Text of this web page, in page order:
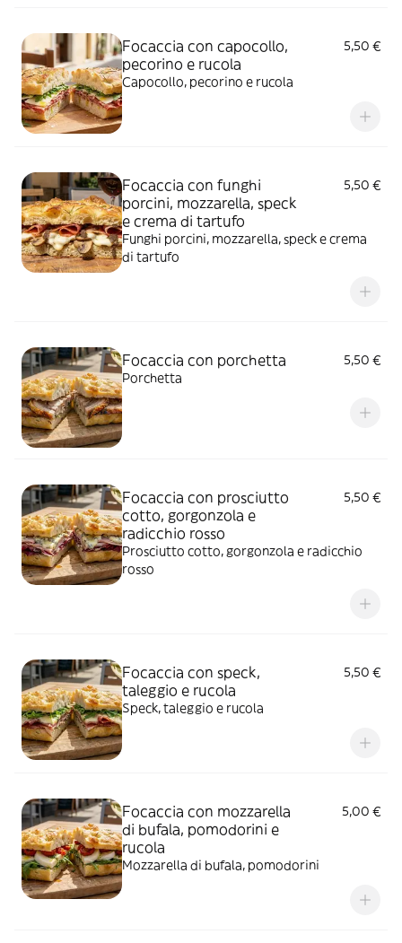
Focaccia con capocollo,
pecorino e rucola
5,50 €
Capocollo, pecorino e rucola
Focaccia con funghi
porcini, mozzarella, speck
e crema di tartufo
5,50 €
Funghi porcini, mozzarella, speck e crema
di tartufo
Focaccia con porchetta
5,50 €
Porchetta
Focaccia con prosciutto
cotto, gorgonzola e
radicchio rosso
5,50 €
Prosciutto cotto, gorgonzola e radicchio
rosso
Focaccia con speck,
taleggio e rucola
5,50 €
Speck, taleggio e rucola
Focaccia con mozzarella
di bufala, pomodorini e
rucola
5,00 €
Mozzarella di bufala, pomodorini